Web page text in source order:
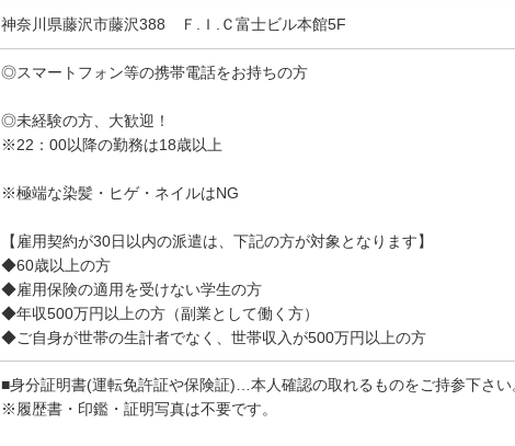
神奈川県藤沢市藤沢388 Ｆ.Ｉ.Ｃ富士ビル本館5F
◎スマートフォン等の携帯電話をお持ちの方
◎未経験の方、大歓迎！
※22：00以降の勤務は18歳以上
※極端な染髪・ヒゲ・ネイルはNG
【雇用契約が30日以内の派遣は、下記の方が対象となります】
◆60歳以上の方
◆雇用保険の適用を受けない学生の方
◆年収500万円以上の方（副業として働く方）
◆ご自身が世帯の生計者でなく、世帯収入が500万円以上の方
■身分証明書(運転免許証や保険証)…本人確認の取れるものをご持参下さい
※履歴書・印鑑・証明写真は不要です。